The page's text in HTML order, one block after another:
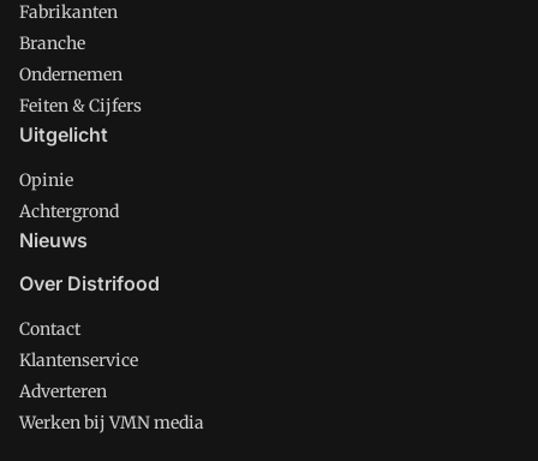
Fabrikanten
Branche
Ondernemen
Feiten & Cijfers
Uitgelicht
Opinie
Achtergrond
Nieuws
Over Distrifood
Contact
Klantenservice
Adverteren
Werken bij VMN media